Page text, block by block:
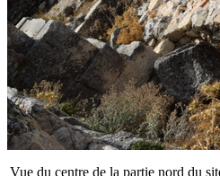
Vue du centre de la partie nord du